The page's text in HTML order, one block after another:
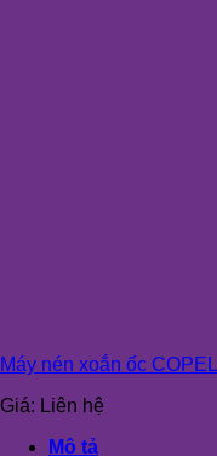
Máy nén xoắn ốc
Giá: Liên hệ
Mô tả